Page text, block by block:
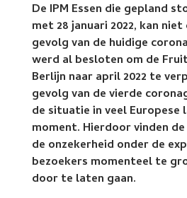
De IPM Essen die gepland
met 28 januari 2022, kan
gevolg van de huidige
werd al besloten om de
Berlijn naar april 2022 te
gevolg van de vierde
de situatie in veel Europese
moment. Hierdoor vinden
de onzekerheid onder de
bezoekers momenteel te
door te laten gaan.